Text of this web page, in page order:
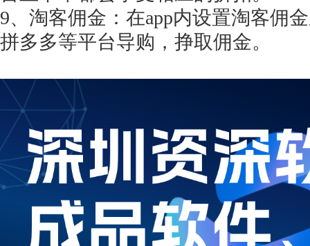
9、淘客佣金：在app内设置淘客佣
拼多多等平台导购，挣取佣金。